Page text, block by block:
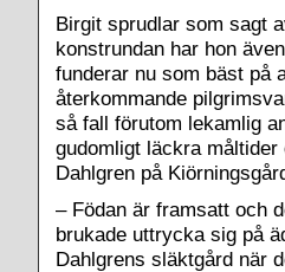
Birgit sprudlar som sagt
konstrundan har hon
funderar nu som bäst på
återkommande
så fall förutom lekamlig
gudomligt läckra
Dahlgren på
– Födan är framsatt och
brukade uttrycka sig på
Dahlgrens släktgård när